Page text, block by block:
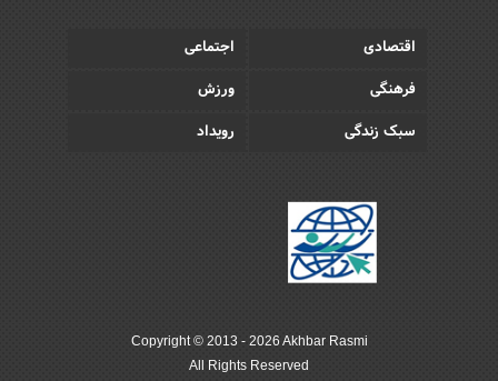
اقتصادی
اجتماعی
فرهنگی
ورزش
سبک زندگی
رویداد
Copyright © 2013 - 2026 Akhbar Rasmi
All Rights Reserved